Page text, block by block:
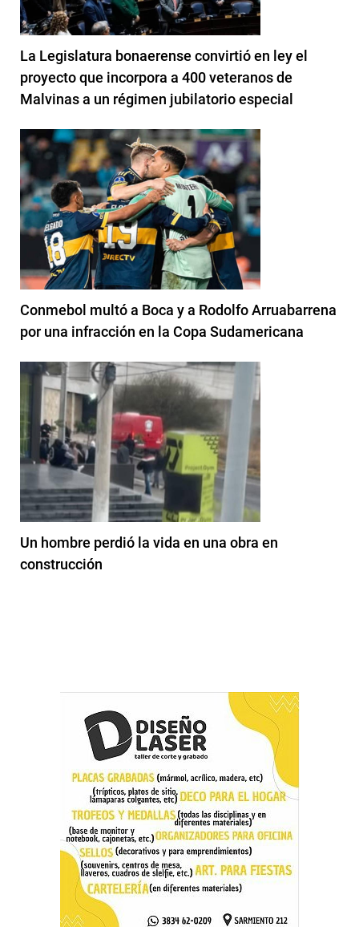
La Legislatura bonaerense convirtió en ley el
proyecto que incorpora a 400 veteranos de
Malvinas a un régimen jubilatorio especial
Conmebol multó a Boca y a Rodolfo Arruabarrena
por una infracción en la Copa Sudamericana
Un hombre perdió la vida en una obra en
construcción